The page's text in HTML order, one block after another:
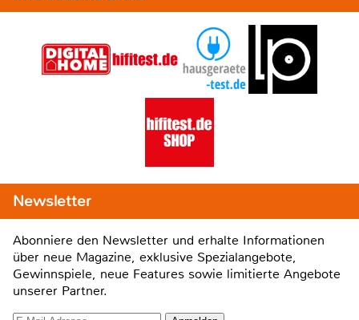
Newsletter
Abonniere den Newsletter und erhalte Informationen
über neue Magazine, exklusive Spezialangebote,
Gewinnspiele, neue Features sowie limitierte Angebote
unserer Partner.